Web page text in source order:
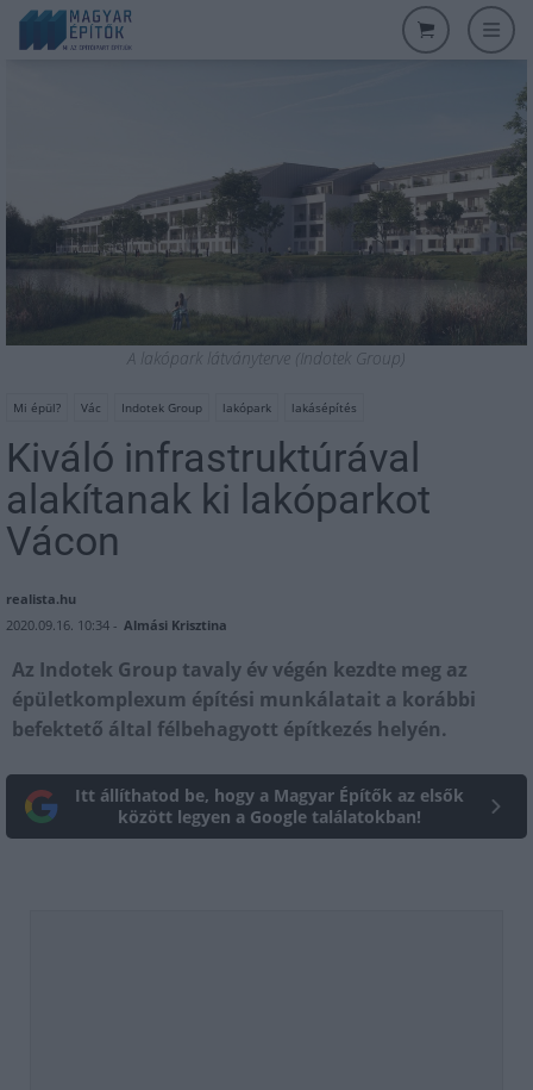
A lakópark látványterve (Indotek Group)
Mi épül? Vác Indotek Group lakópark lakásépítés
Kiváló infrastruktúrával
alakítanak ki lakóparkot
Vácon
realista.hu
2020.09.16. 10:34 - Almási Krisztina
Az Indotek Group tavaly év végén kezdte meg az
épületkomplexum építési munkálatait a korábbi
befektető által félbehagyott építkezés helyén.
Itt állíthatod be, hogy a Magyar Építők az elsők
között legyen a Google találatokban!